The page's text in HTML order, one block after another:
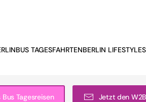
BUS TAGESFAHRTENBERLIN LIFESTYLE
Bus Tagesreisen Jetzt den